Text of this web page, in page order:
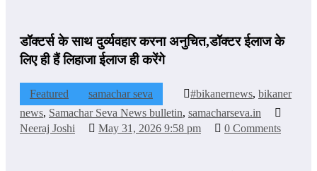
डॉक्टर्स के साथ दुर्व्यवहार करना अनुचित,डॉक्टर ईलाज के
लिए ही हैं लिहाजा ईलाज ही करेंगे
Featured samachar seva #bikanernews, bikaner
news, Samachar Seva News bulletin, samacharseva.in
Neeraj Joshi
May 31, 2026 9:58 pm 0 Comments